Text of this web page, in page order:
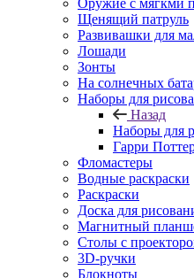
Оружие с мягкми
Щенящий патруль
Развивашки для
Лошади
Зонты
На солнечных
Наборы для
Назад
Наборы для
Гарри
Фломастеры
Водные раскраски
Раскраски
Доска для
Магнитный
Столы с
3D-ручки
Блокноты